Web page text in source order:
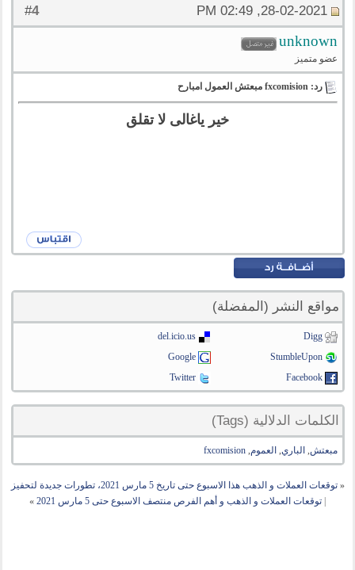
#
4 28-02-2021, 02:49 PM
unknown
عضو متميز
رد: fxcomision مبعتش العمول امبارح
خير ياغالى لا تقلق
مواقع النشر (المفضلة)
Digg
del.icio.us
StumbleUpon
Google
Facebook
Twitter
الكلمات الدلالية (Tags)
مبعتش, الباري, العموم,
fxcomision
« توقعات العملات و الذهب هذا الاسبوع حتى تاريخ 5 مارس 2021، تطورات جديدة لتحفيز
توقعات العملات و الذهب و أهم الفرص منتصف الاسبوع حتى 5 مارس 2021 »